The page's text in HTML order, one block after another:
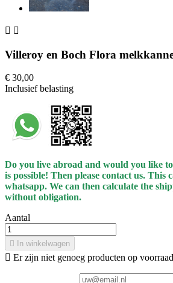
 
Villeroy en Boch Flora
€ 30,00
Inclusief belasting
Do you live abroad and would you like
is possible! Then please contact us. This
whatsapp. We can then calculate the
without obligation.
Aantal
 In winkelwagen
 Er zijn niet genoeg producten op voorraad